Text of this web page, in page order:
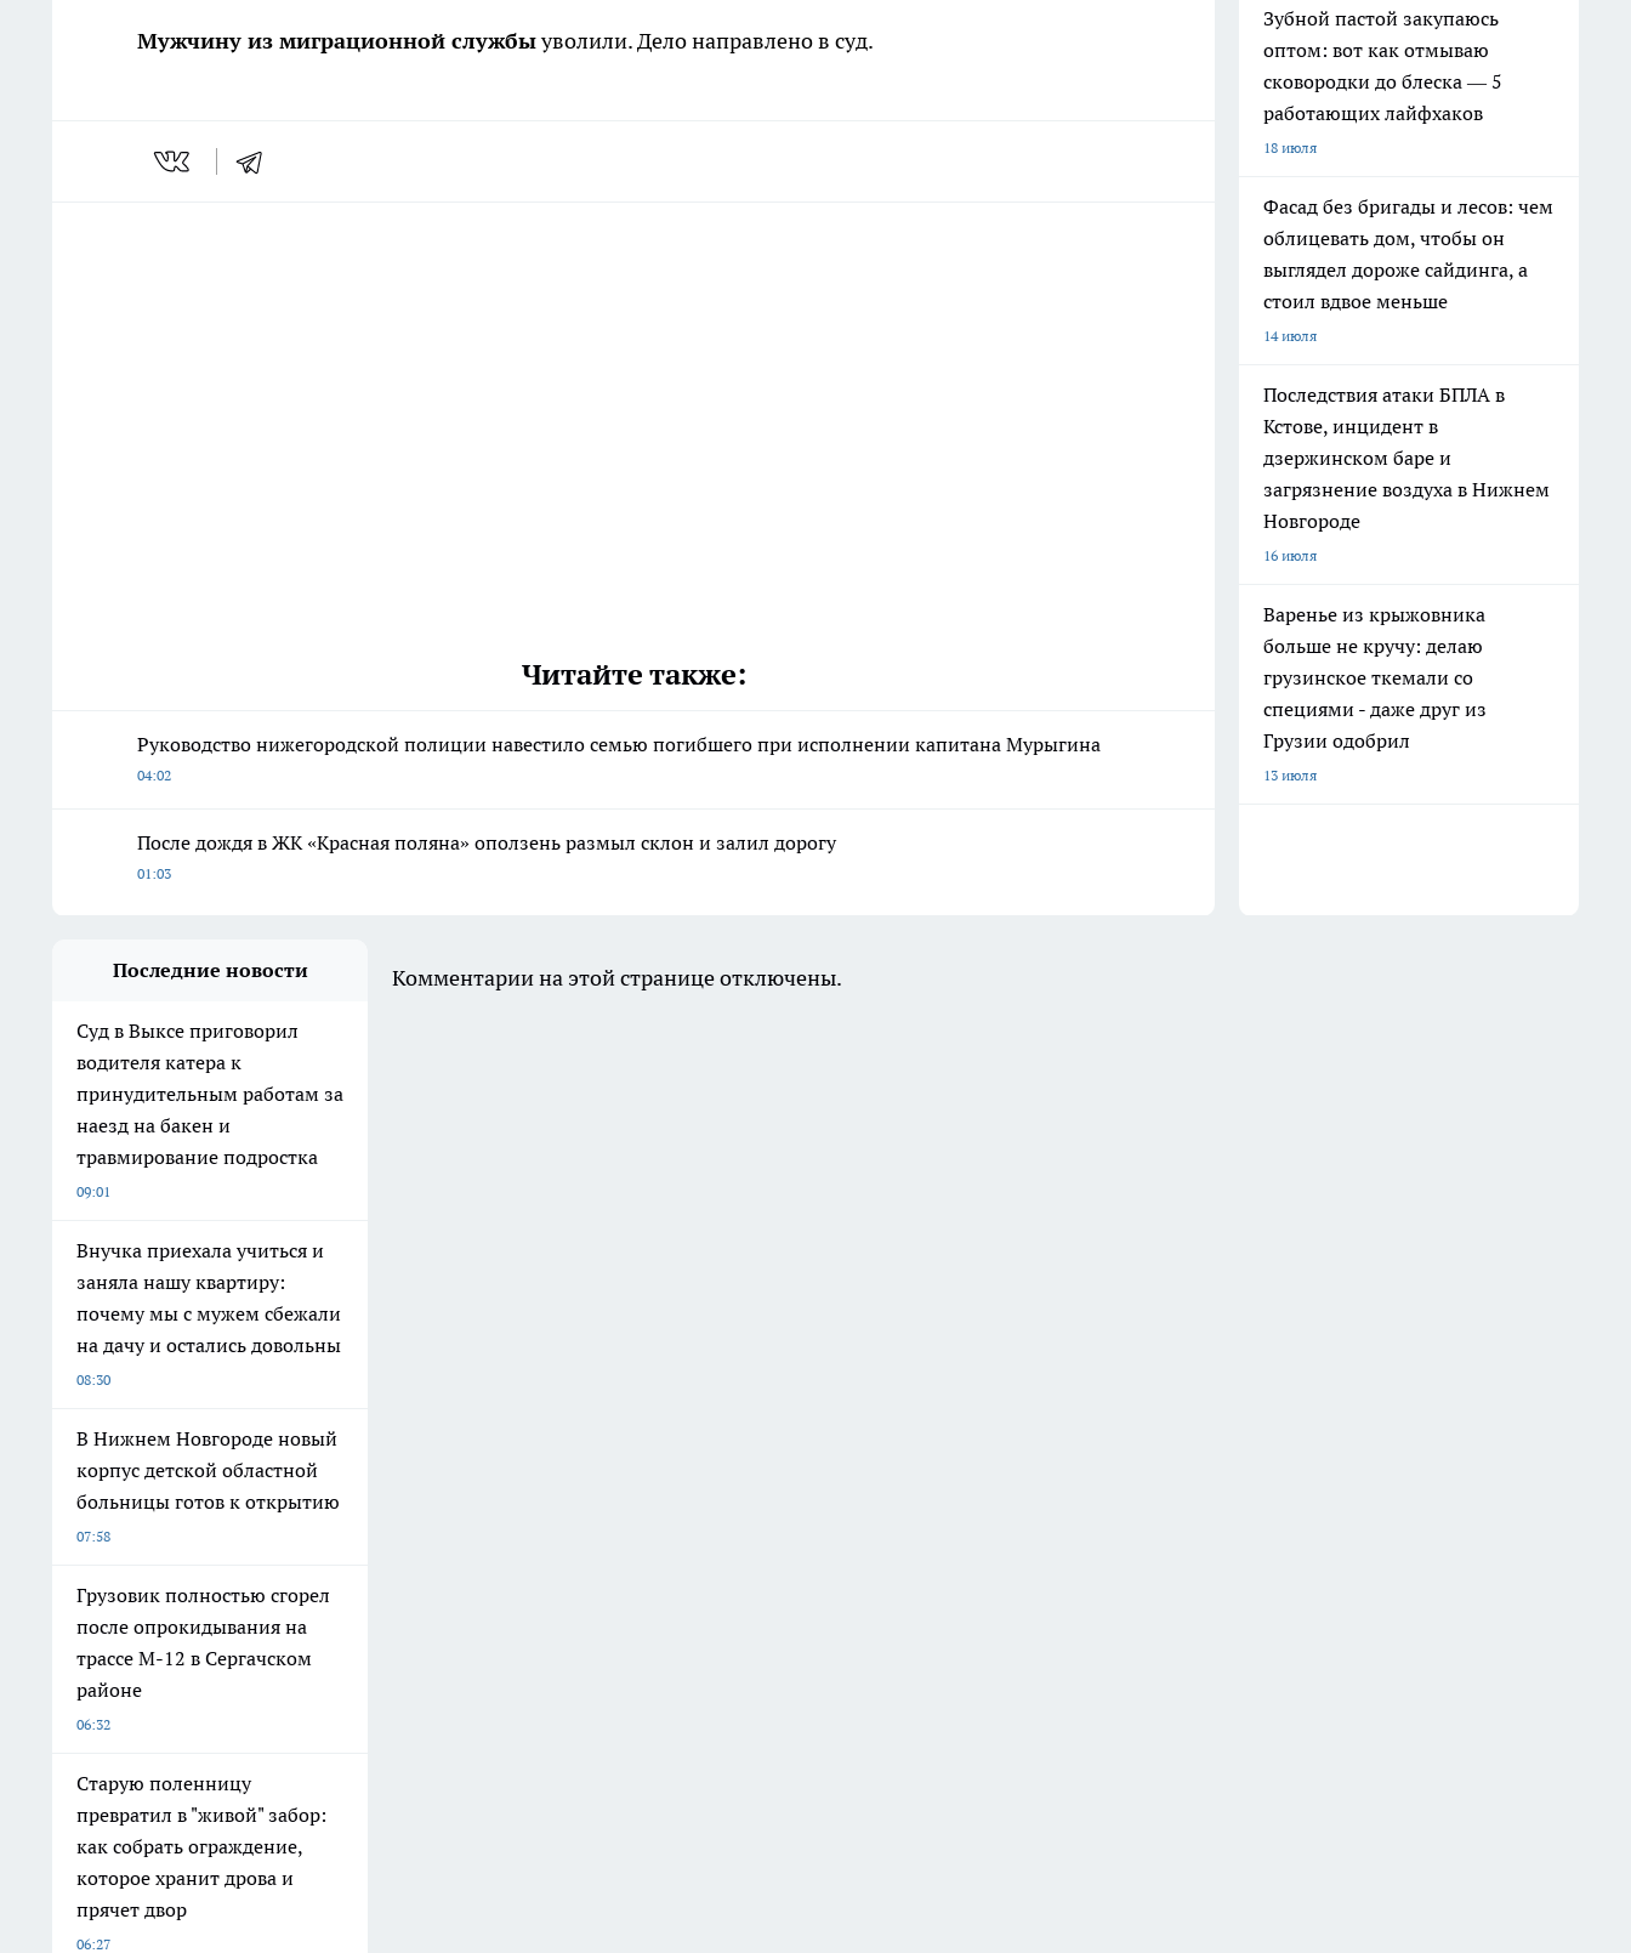
Мужчину из миграционной службыуволили. Дело направлено в суд.
Читайте также:
Руководство нижегородской полиции навестило семью погибшего при исполнении капитана Мурыгина
04:02
После дождя в ЖК «Красная поляна» оползень размыл склон и залил дорогу
01:03
Зубной пастой закупаюсь
оптом: вот как отмываю
сковородки до блеска — 5
работающих лайфхаков
18 июля
Фасад без бригады и лесов: чем
облицевать дом, чтобы он
выглядел дороже сайдинга, а
стоил вдвое меньше
14 июля
Последствия атаки БПЛА в
Кстове, инцидент в
дзержинском баре и
загрязнение воздуха в Нижнем
Новгороде
16 июля
Варенье из крыжовника
больше не кручу: делаю
грузинское ткемали со
специями - даже друг из
Грузии одобрил
13 июля
Последние новости
Суд в Выксе приговорил
водителя катера к
принудительным работам за
наезд на бакен и
травмирование подростка
09:01
Внучка приехала учиться и
заняла нашу квартиру:
почему мы с мужем сбежали
на дачу и остались довольны
08:30
В Нижнем Новгороде новый
корпус детской областной
больницы готов к открытию
07:58
Грузовик полностью сгорел
после опрокидывания на
трассе М-12 в Сергачском
районе
06:32
Старую поленницу
превратил в "живой" забор:
как собрать ограждение,
которое хранит дрова и
прячет двор
06:27
Комментарии на этой странице отключены.